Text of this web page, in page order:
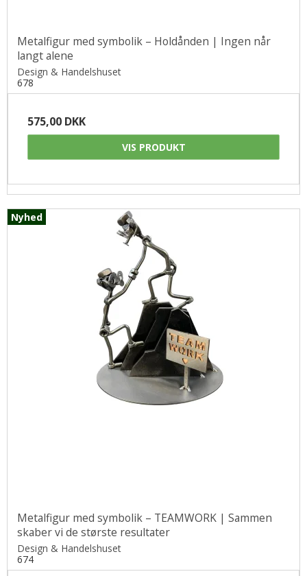
Metalfigur med symbolik – Holdånden | Ingen når
langt alene
Design & Handelshuset
678
575,00 DKK
VIS PRODUKT
Nyhed
Metalfigur med symbolik – TEAMWORK | Sammen
skaber vi de største resultater
Design & Handelshuset
674